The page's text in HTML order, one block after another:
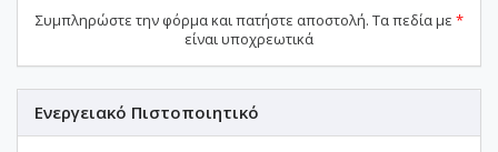
Συμπληρώστε την φόρμα και πατήστε αποστολή. Τα πεδία με *
είναι υποχρεωτικά
Ενεργειακό Πιστοποιητικό